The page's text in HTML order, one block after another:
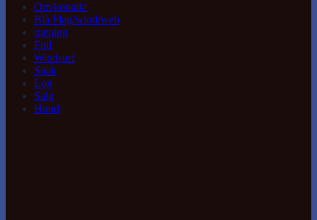
Om/kontakt
Blå Flag/wind/web
træning
Foil
Windsurf
Snak
Log
Salg
Hund